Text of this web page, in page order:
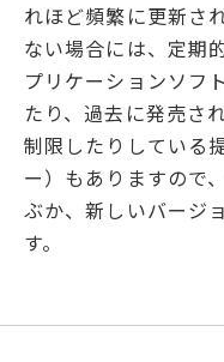
れほど頻繁に更新さ
ない場合には、定期
プリケーションソフ
たり、過去に発売さ
制限したりしている
ー）もありますので
ぶか、新しいバージ
す。